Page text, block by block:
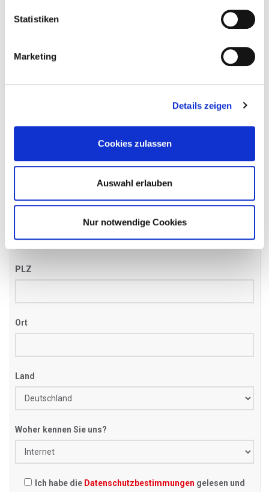
Statistiken
Marketing
Details zeigen
Cookies zulassen
Auswahl erlauben
Nur notwendige Cookies
Name*
Telefon*
PLZ
Ort
Land
Woher kennen Sie uns?
Ich habe die Datenschutzbestimmungen gelesen und